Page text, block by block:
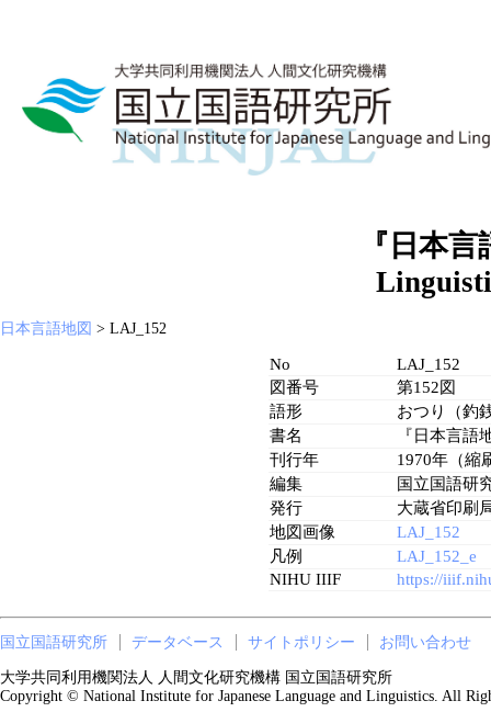
『日本
日本言語地図 LAJ_152
No
LAJ_152
図番号
第152図
語形
おつり（釣
書名
『日本言語
刊行年
1970年（縮
編集
国立国語研
発行
大蔵省印刷
地図画像
LAJ_152
凡例
LAJ_152_e
NIHU IIIF
https://
国立国語研究所 データベース サイトポリシー お問い合わせ
大学共同利用機関法人 人間文化研究機構 国立国語研究所
Copyright © National Institute for Japanese Language and Linguistics. All